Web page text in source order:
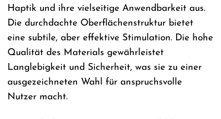
Haptik und ihre vielseitige Anwendbarkeit aus.
Die durchdachte Oberflächenstruktur bietet
eine subtile, aber effektive Stimulation. Die hohe
Qualität des Materials gewährleistet
Langlebigkeit und Sicherheit, was sie zu einer
ausgezeichneten Wahl für anspruchsvolle
Nutzer macht.